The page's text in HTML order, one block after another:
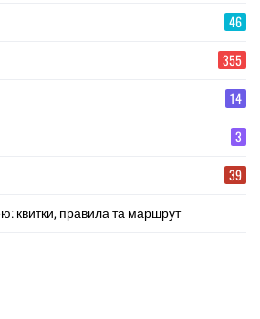
46
355
14
3
39
квитки, правила та маршрут